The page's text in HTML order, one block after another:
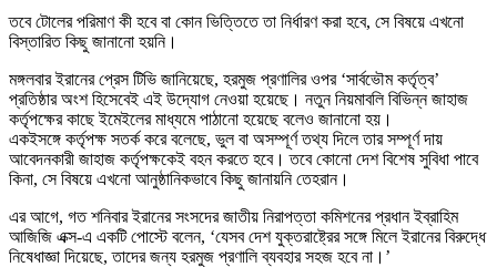
তবে টোলের পরিমাণ কী হবে বা কোন ভিত্তিতে তা নির্ধারণ করা হবে, সে বিষয়ে এখনো
বিস্তারিত কিছু জানানো হয়নি।
মঙ্গলবার ইরানের প্রেস টিভি জানিয়েছে, হরমুজ প্রণালির ওপর ‘সার্বভৌম কর্তৃত্ব’
প্রতিষ্ঠার অংশ হিসেবেই এই উদ্যোগ নেওয়া হয়েছে। নতুন নিয়মাবলি বিভিন্ন জাহাজ
কর্তৃপক্ষের কাছে ইমেইলের মাধ্যমে পাঠানো হয়েছে বলেও জানানো হয়।
একইসঙ্গে কর্তৃপক্ষ সতর্ক করে বলেছে, ভুল বা অসম্পূর্ণ তথ্য দিলে তার সম্পূর্ণ দায়
আবেদনকারী জাহাজ কর্তৃপক্ষকেই বহন করতে হবে। তবে কোনো দেশ বিশেষ সুবিধা পাবে
কিনা, সে বিষয়ে এখনো আনুষ্ঠানিকভাবে কিছু জানায়নি তেহরান।
এর আগে, গত শনিবার ইরানের সংসদের জাতীয় নিরাপত্তা কমিশনের প্রধান ইব্রাহিম
আজিজি এক্স-এ একটি পোস্টে বলেন, ‘যেসব দেশ যুক্তরাষ্ট্রের সঙ্গে মিলে ইরানের বিরুদ্ধে
নিষেধাজ্ঞা দিয়েছে, তাদের জন্য হরমুজ প্রণালি ব্যবহার সহজ হবে না।’